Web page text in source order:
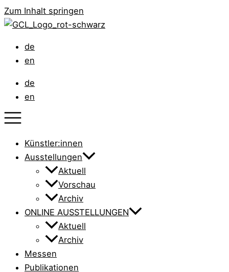
Zum Inhalt springen
de
en
de
en
Künstler:innen
Ausstellungen
Aktuell
Vorschau
Archiv
ONLINE AUSSTELLUNGEN
Aktuell
Archiv
Messen
Publikationen